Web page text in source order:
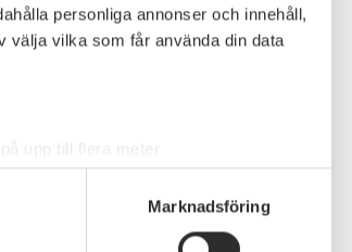
personliga annonser och innehåll,
välja vilka som får använda din data
upp till flera meter
(fingeravtryck)
i
detaljsektionen. Du kan ändra
Marknadsföring